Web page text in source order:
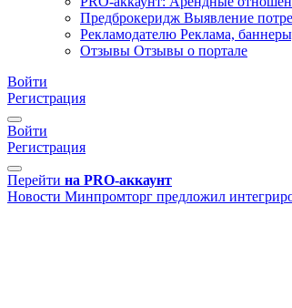
Предброкеридж Выявление
Рекламодателю Реклама,
Отзывы Отзывы о портале
Войти
Регистрация
Войти
Регистрация
Перейти на PRO-аккаунт
Новости Минпромторг предложил